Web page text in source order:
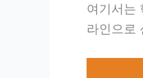
여기서는
라인으로